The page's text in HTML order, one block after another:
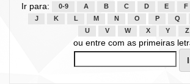
Ir para: 0-9 A B C D E F
J
K L M N O P Q
U
V W X Y Z
ou entre com as primeiras